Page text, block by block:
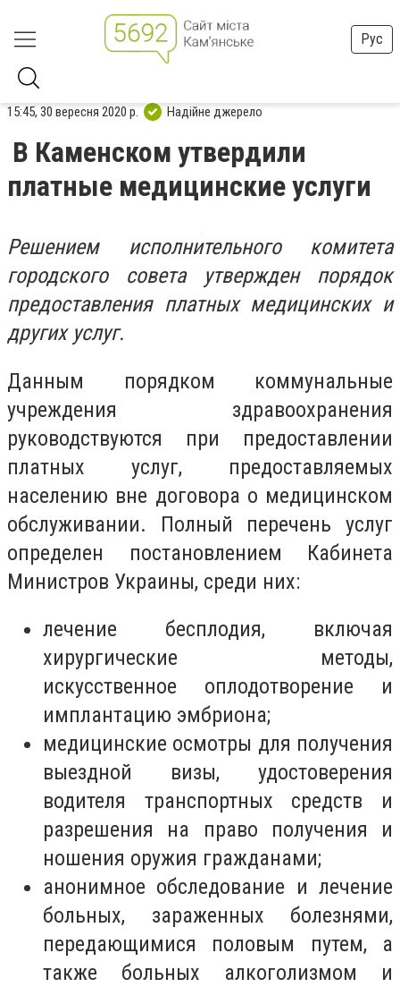
Рус
15:45, 30 вересня 2020 р. Надійне джерело
В Каменском утвердили
платные медицинские услуги
Решением исполнительного комитета
городского совета утвержден порядок
предоставления платных медицинских и
других услуг.
Данным порядком коммунальные
учреждения здравоохранения
руководствуются при предоставлении
платных услуг, предоставляемых
населению вне договора о медицинском
обслуживании. Полный перечень услуг
определен постановлением Кабинета
Министров Украины, среди них:
лечение бесплодия, включая
хирургические методы,
искусственное оплодотворение и
имплантацию эмбриона;
медицинские осмотры для получения
выездной визы, удостоверения
водителя транспортных средств и
разрешения на право получения и
ношения оружия гражданами;
анонимное обследование и лечение
больных, зараженных болезнями,
передающимися половым путем, а
также больных алкоголизмом и